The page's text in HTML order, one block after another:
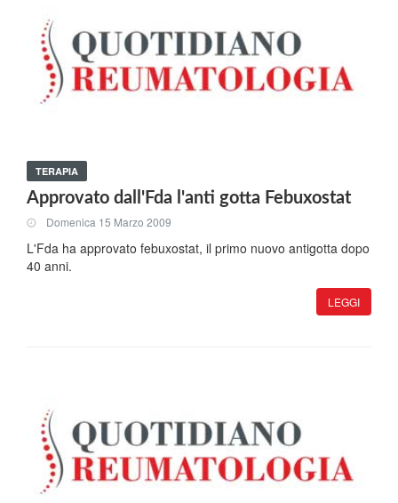
TERAPIA
Approvato dall'Fda l'anti gotta Febuxostat
Domenica 15 Marzo 2009
L'Fda ha approvato febuxostat, il primo nuovo antigotta dopo
40 anni.
LEGGI